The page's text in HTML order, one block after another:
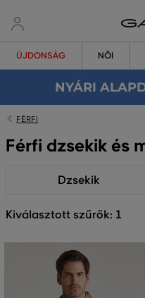
ÚJDONSÁG NŐI
NYÁRI
FÉRFI
Férfi dzsekik és
Dzsekik
Kiválasztott szűrők: 1